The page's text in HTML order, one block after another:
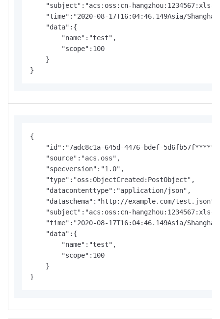
"subject":"acs:oss:cn-hangzhou:1234567:xls-
"time":"2020-08-17T16:04:46.149Asia/
    "data":{
        "name":"test",
        "scope":100
    }
}
{
    "id":"7adc8c1a-645d-4476-bdef-5d6fb57f****",
    "source":"acs.oss",
    "specversion":"1.0",
    "type":"oss:ObjectCreated:PostObject",
    "datacontenttype":"application/json",
    "dataschema":"http://example.com/test.json",
"subject":"acs:oss:cn-hangzhou:1234567:xls-
"time":"2020-08-17T16:04:46.149Asia/
    "data":{
        "name":"test",
        "scope":100
    }
}